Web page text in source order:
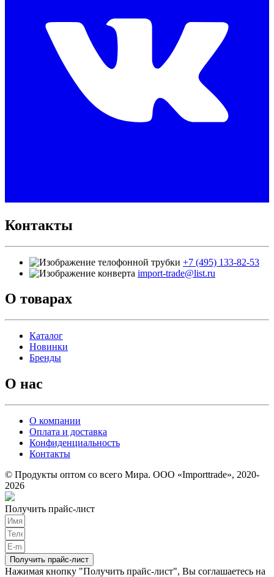
Контакты
+7 (495) 133-82-53
import-trade@list.ru
О товарах
Каталог
Новинки
Бренды
О нас
О компании
Оплата и доставка
Конфиденциальность
Контакты
© Продукты оптом со всего Мира. ООО «Importtrade», 2020-
2026
Получить прайс-лист
Получить прайс-лист
Нажимая кнопку "Получить прайс-лист", Вы соглашаетесь на